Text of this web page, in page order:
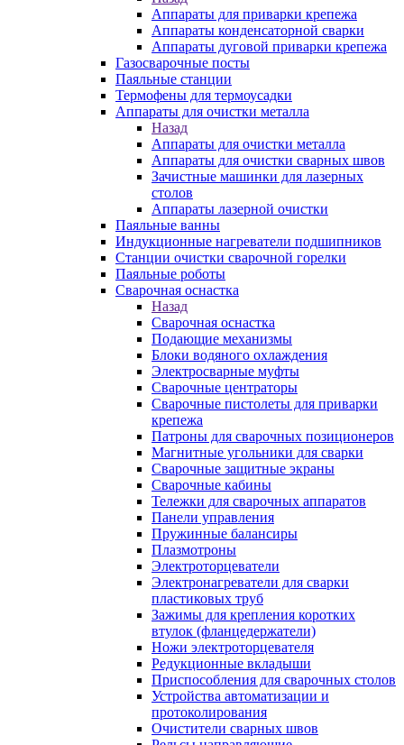
Аппараты для приварки крепежа
Аппараты конденсаторной сварки
Аппараты дуговой приварки крепежа
Газосварочные посты
Паяльные станции
Термофены для термоусадки
Аппараты для очистки металла
Назад
Аппараты для очистки металла
Аппараты для очистки сварных швов
Зачистные машинки для лазерных
столов
Аппараты лазерной очистки
Паяльные ванны
Индукционные нагреватели подшипников
Станции очистки сварочной горелки
Паяльные роботы
Сварочная оснастка
Назад
Сварочная оснастка
Подающие механизмы
Блоки водяного охлаждения
Электросварные муфты
Сварочные центраторы
Сварочные пистолеты для приварки
крепежа
Патроны для сварочных позиционеров
Магнитные угольники для сварки
Сварочные защитные экраны
Сварочные кабины
Тележки для сварочных аппаратов
Панели управления
Пружинные балансиры
Плазмотроны
Электроторцеватели
Электронагреватели для сварки
пластиковых труб
Зажимы для крепления коротких
втулок (фланцедержатели)
Ножи электроторцевателя
Редукционные вкладыши
Приспособления для сварочных столов
Устройства автоматизации и
протоколирования
Очистители сварных швов